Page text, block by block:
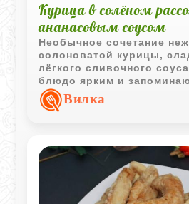
Курица в солёном
ананасовым соусом
Необычное сочетание
солоноватой курицы,
лёгкого сливочного
блюдо ярким и
выдержки в рассоле мясо
особенно мягким и
Вилка